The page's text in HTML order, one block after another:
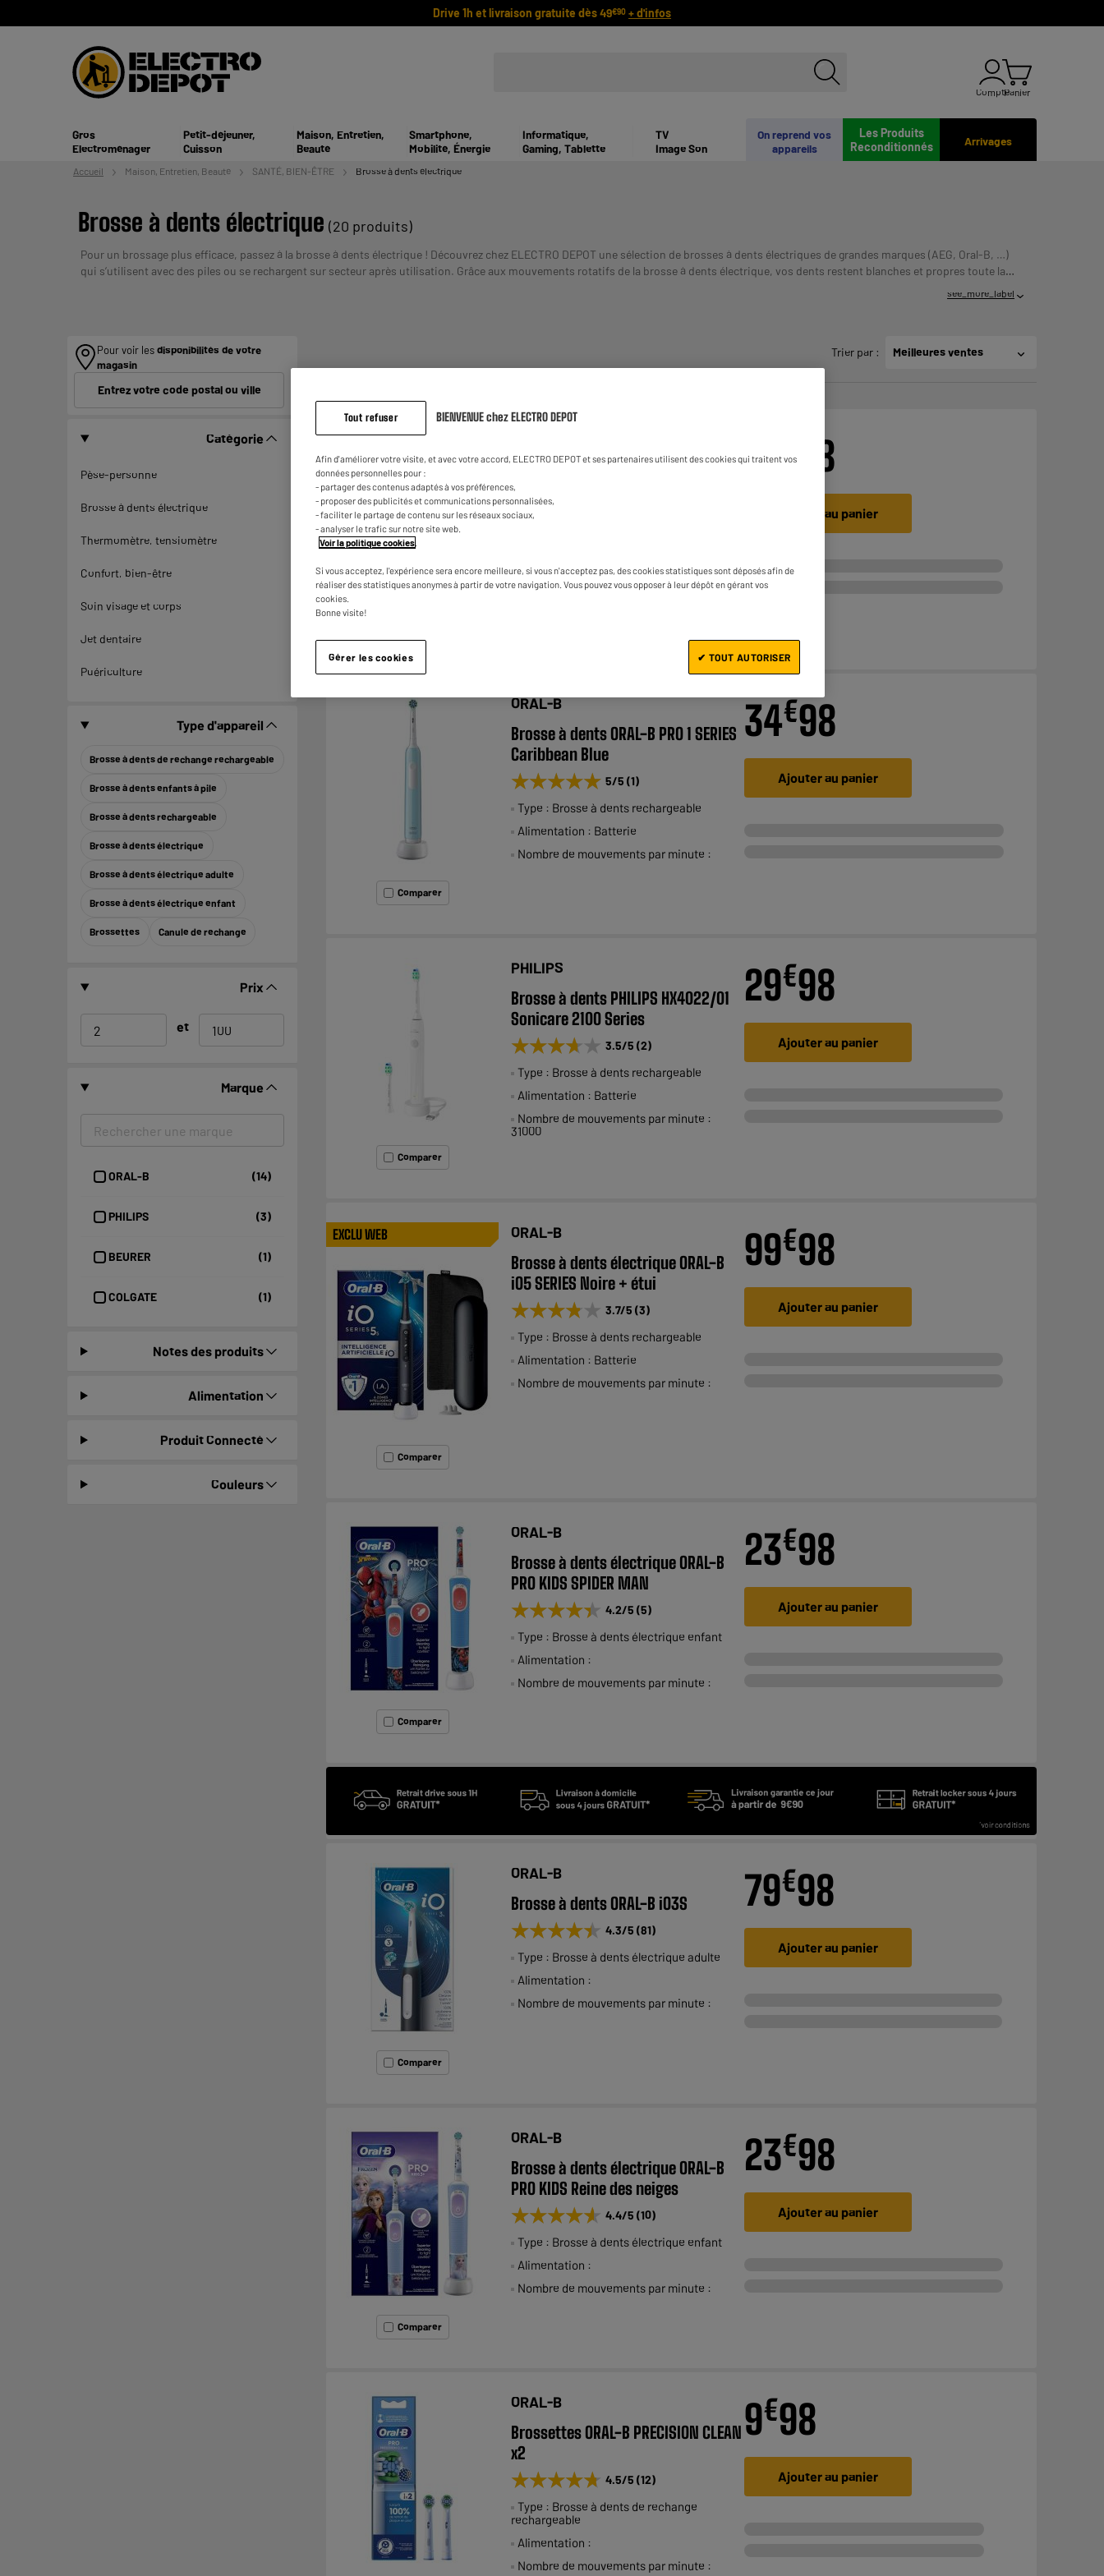
Drive 1h et livraison gratuite dès 49€90 + d'infos
ComptePanier
Arrivages
Les Produits
Reconditionnés
On reprend vos
appareils
Gros
Electroménager
Petit-déjeuner,
Cuisson
Maison, Entretien,
Beauté
Smartphone,
Mobilité, Énergie
Informatique,
Gaming, Tablette
TV
Image Son
Accueil Maison, Entretien, Beauté SANTÉ, BIEN-ÊTRE Brosse à dents électrique
Brosse à dents électrique (20 produits)
Pour un brossage plus efficace, passez à la brosse à dents électrique ! Découvrez chez ELECTRO DEPOT une sélection de brosses à dents électriques de grandes marques (AEG, Oral-B, …)
qui s’utilisent avec des piles ou se rechargent sur secteur après utilisation. Grâce aux mouvements rotatifs de la brosse à dents électrique, vos dents restent blanches et propres toute la
UN CREDIT VOUS ENGAGE ET DOIT
see_more_label
Pour voir lesdisponibilités de votre
magasin
Entrez votre code postal ou ville
Catégorie
Pèse-personne
Brosse à dents électrique
Thermomètre, tensiomètre
Confort, bien-être
Soin visage et corps
Jet dentaire
Puériculture
Type d'appareil
Brosse à dents de rechange rechargeable
Brosse à dents enfants à pile
Brosse à dents rechargeable
Brosse à dents électrique
Brosse à dents électrique adulte
Brosse à dents électrique enfant
Brossettes Canule de rechange
Prix
et
Marque
ORAL-B (14)
PHILIPS (3)
BEURER (1)
COLGATE (1)
Notes des produits
Alimentation
Produit Connecté
Couleurs
Trier par : Meilleures ventes
Brosse à dents ORAL-B VITALITY PRO
D103 Noire
★★★★★
★★★★★
Alimentation : Batterie
Nombre de mouvements par minute : 8800
24 98
Ajouter au panier
Comparer
ORAL-B
Brosse à dents ORAL-B PRO 1 SERIES
Caribbean Blue
★★★★★
★★★★★ 5/5 (1)
Type : Brosse à dents rechargeable
Alimentation : Batterie
Nombre de mouvements par minute :
34€98
Ajouter au panier
Comparer
PHILIPS
Brosse à dents PHILIPS HX4022/01
Sonicare 2100 Series
★★★★★
★★★★★ 3.5/5 (2)
Type : Brosse à dents rechargeable
Alimentation : Batterie
Nombre de mouvements par minute :
31000
29€98
Ajouter au panier
EXCLU WEB
Comparer
ORAL-B
Brosse à dents électrique ORAL-B
iO5 SERIES Noire + étui
★★★★★
★★★★★ 3.7/5 (3)
Type : Brosse à dents rechargeable
Alimentation : Batterie
Nombre de mouvements par minute :
99€98
Ajouter au panier
Comparer
ORAL-B
Brosse à dents électrique ORAL-B
PRO KIDS SPIDER MAN
★★★★★
★★★★★ 4.2/5 (5)
Type : Brosse à dents électrique enfant
Alimentation :
Nombre de mouvements par minute :
23€98
Ajouter au panier
Comparer
ORAL-B
Brosse à dents ORAL-B iO3S
★★★★★
★★★★★ 4.3/5 (81)
Type : Brosse à dents électrique adulte
Alimentation :
Nombre de mouvements par minute :
79€98
Ajouter au panier
Comparer
ORAL-B
Brosse à dents électrique ORAL-B
PRO KIDS Reine des neiges
★★★★★
★★★★★ 4.4/5 (10)
Type : Brosse à dents électrique enfant
Alimentation :
Nombre de mouvements par minute :
23€98
Ajouter au panier
ORAL-B
Brossettes ORAL-B PRECISION CLEAN
x2
★★★★★
★★★★★ 4.5/5 (12)
Type : Brosse à dents de rechange
rechargeable
Alimentation :
Nombre de mouvements par minute :
9€98
Ajouter au panier
Tout refuser BIENVENUE chez ELECTRO DEPOT
Afin d'améliorer votre visite, et avec votre accord, ELECTRO DEPOT et ses partenaires utilisent des cookies qui traitent vos
données personnelles pour :
- partager des contenus adaptés à vos préférences,
- proposer des publicités et communications personnalisées,
- faciliter le partage de contenu sur les réseaux sociaux,
- analyser le trafic sur notre site web.
Voir la politique cookies
Si vous acceptez, l'expérience sera encore meilleure, si vous n'acceptez pas, des cookies statistiques sont déposés afin de
réaliser des statistiques anonymes à partir de votre navigation. Vous pouvez vous opposer à leur dépôt en gérant vos
cookies.
Bonne visite!
Gérer les cookies ✔ TOUT AUTORISER